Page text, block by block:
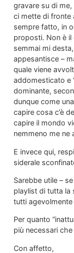
gravare su di
ci mette di fronte
sempre fatto, in
proposti. Non è il
semmai mi
appesantisce –
quale viene
addomesticato e
dominante,
dunque come
capire cosa c’è
capire il mondo
nemmeno me ne
E invece qui,
siderale
Sarebbe utile –
playlist di tutta la
tutti
Per quanto
più necessari che
Con affetto,